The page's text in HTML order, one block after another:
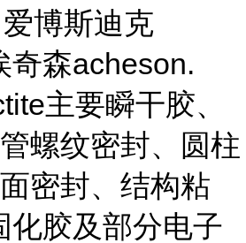
博斯迪克
奇森acheson.
主要瞬干胶、
螺纹密封、圆柱
密封、结构粘
化胶及部分电子